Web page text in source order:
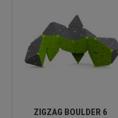
ZIGZAG BOULDER 6